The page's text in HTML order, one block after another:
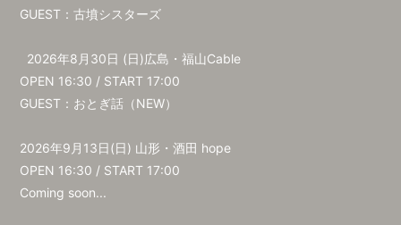
GUEST：古墳シスターズ
2026年8月30日 (日)広島・福山Cable
OPEN 16:30 / START 17:00
GUEST：おとぎ話（NEW）
2026年9月13日(日) 山形・酒田 hope
OPEN 16:30 / START 17:00
Coming soon...